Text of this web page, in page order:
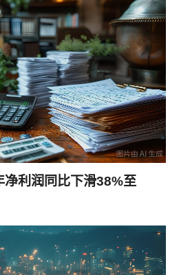
净利润同比下滑38%至